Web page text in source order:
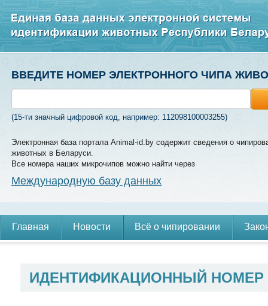
ВВЕДИТЕ НОМЕР ЭЛЕКТРОННОГО ЧИПА
(15-ти значный цифровой код, например: 112098100003255)
Электронная база портала Animal-id.by содержит сведения о
животных в Беларуси.
Все номера наших микрочипов можно найти через
Международную базу данных
Главная Новости Всё о чипировании
ИДЕНТИФИКАЦИОННЫЙ